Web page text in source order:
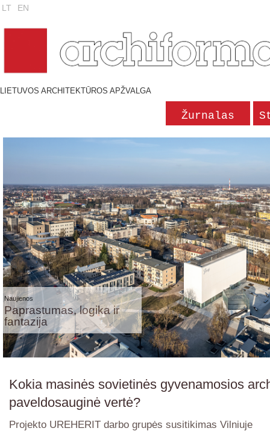
LT EN
LIETUVOS ARCHITEKTŪROS APŽVALGA
Žurnalas
Naujienos
Paprastumas, logika ir
fantazija
Kokia masinės sovietinės gyvenamosios
paveldosauginė vertė?
Projekto UREHERIT darbo grupės susitikimas Vilniuje